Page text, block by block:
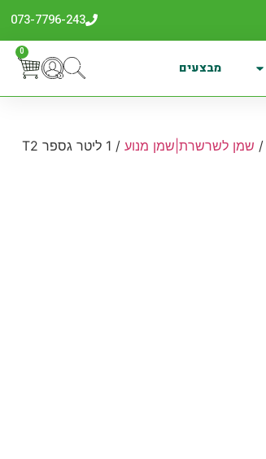
073-7796-243
מבצעים
0
/ שמן לשרשרת|שמן מנוע
/ 1 ליטר גספר T2